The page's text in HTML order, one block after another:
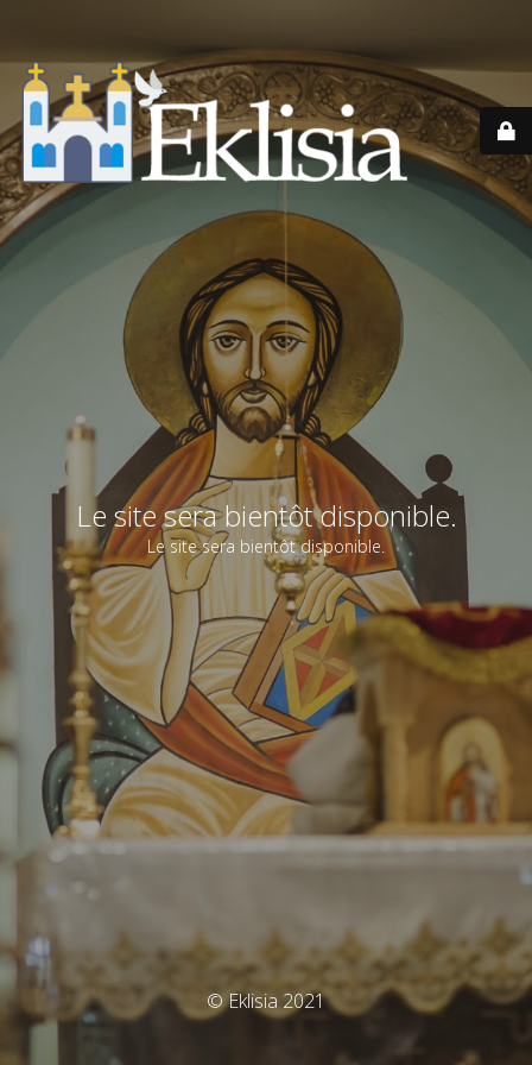
Le site sera bientôt disponible.
Le site sera bientôt disponible.
© Eklisia 2021